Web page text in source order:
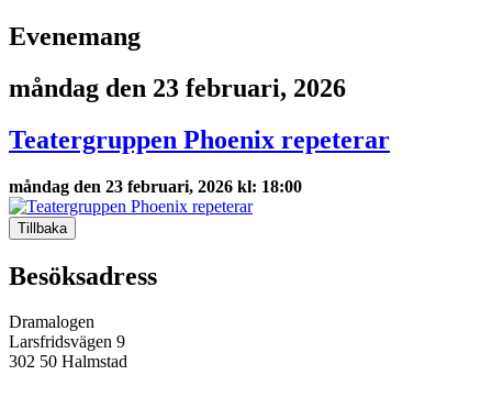
Evenemang
måndag den 23 februari, 2026
Teatergruppen Phoenix repeterar
måndag den 23 februari, 2026 kl: 18:00
Tillbaka
Besöksadress
Dramalogen
Larsfridsvägen 9
302 50 Halmstad